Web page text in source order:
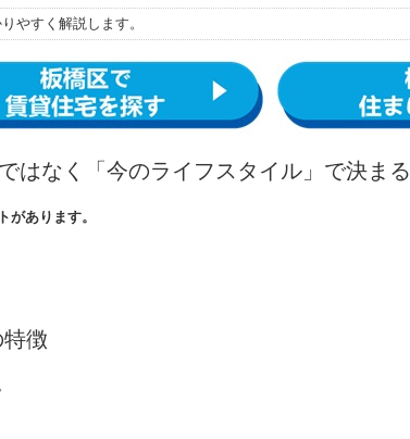
やすく解説します。
はなく「今のライフスタイル」で決まる
があります。
徴